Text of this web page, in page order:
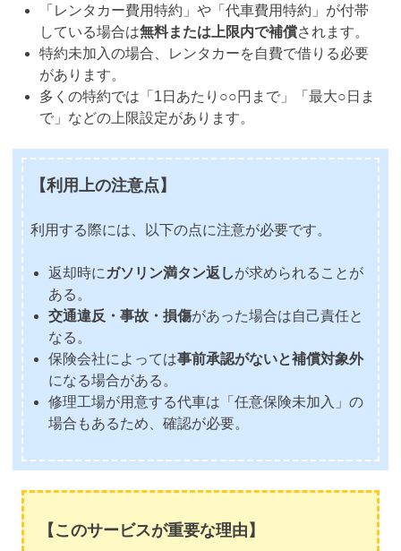
「レンタカー費用特約」や「代車費用特約」が付帯
している場合は無料または上限内で補償されます。
特約未加入の場合、レンタカーを自費で借りる必要
があります。
多くの特約では「1日あたり○○円まで」「最大○日ま
で」などの上限設定があります。
【利用上の注意点】
利用する際には、以下の点に注意が必要です。
返却時にガソリン満タン返しが求められることが
ある。
交通違反・事故・損傷があった場合は自己責任と
なる。
保険会社によっては事前承認がないと補償対象外
になる場合がある。
修理工場が用意する代車は「任意保険未加入」の
場合もあるため、確認が必要。
【このサービスが重要な理由】